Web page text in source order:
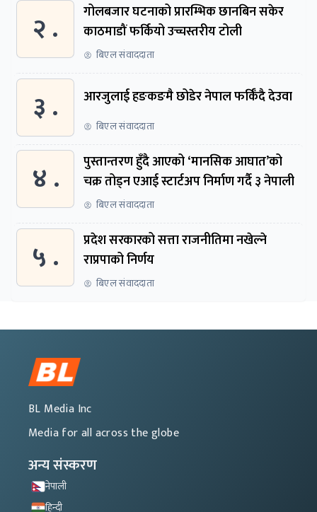
२ .
गोलबजार घटनाको प्रारम्भिक छानबिन सकेर
काठमाडौं फर्कियो उच्चस्तरीय टोली
बिएल संवाददाता
३ . आरजुलाई हङकङमै छोडेर नेपाल फर्किँदै देउवा
बिएल संवाददाता
४ .
पुस्तान्तरण हुँदै आएको ‘मानसिक आघात’को
चक्र तोड्न एआई स्टार्टअप निर्माण गर्दै ३ नेपाली
बिएल संवाददाता
५ .
प्रदेश सरकारको सत्ता राजनीतिमा नखेल्ने
राप्रपाको निर्णय
बिएल संवाददाता
BL Media Inc
Media for all across the globe
अन्य संस्करण
नेपाली
हिन्दी